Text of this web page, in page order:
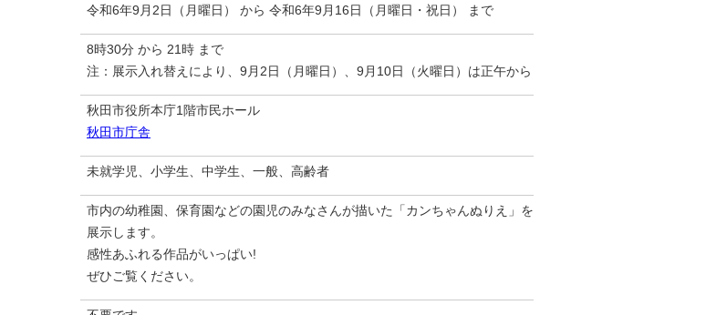
令和6年9月2日（月曜日） から 令和6年9月16日（月曜日・祝日） まで
8時30分 から 21時 まで
注：展示入れ替えにより、9月2日（月曜日）、9月10日（火曜日）は正午から
秋田市役所本庁1階市民ホール
秋田市庁舎
未就学児、小学生、中学生、一般、高齢者
市内の幼稚園、保育園などの園児のみなさんが描いた「カンちゃんぬりえ」を
展示します。
感性あふれる作品がいっぱい!
ぜひご覧ください。